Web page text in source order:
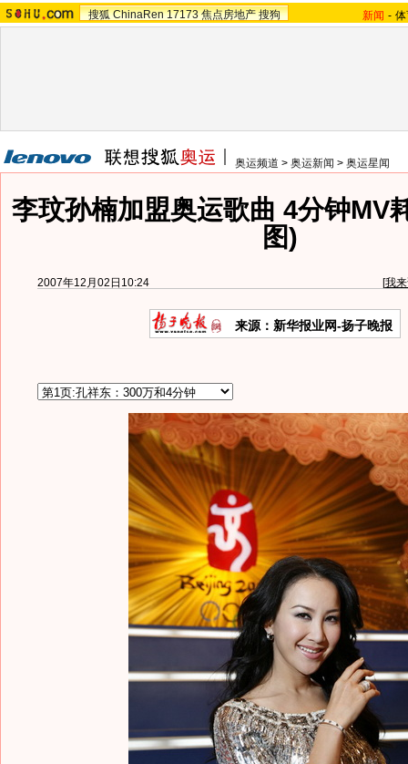
搜狐 ChinaRen 17173 焦点房地产 搜狗 新闻 -
奥运频道 > 奥运新闻 > 奥运星闻
李玟孙楠加盟奥运歌曲 4分钟MV
图)
2007年12月02日10:24 [我
来源：新华报业网-扬子晚报